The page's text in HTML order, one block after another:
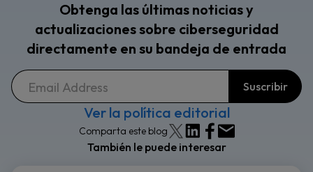
Obtenga las últimas noticias y
actualizaciones sobre ciberseguridad
directamente en su bandeja de entrada
Ver la política editorial
Comparta este blog
También le puede interesar